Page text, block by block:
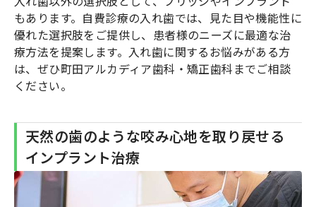
もあります。自費診療の入れ歯では、見た目や機能性に
優れた選択肢をご提供し、患者様のニーズに最適な治
療方法を提案します。入れ歯に関するお悩みがある方
は、ぜひ町田アルカディア歯科・矯正歯科までご相談
ください。
天然の歯のような咬み心地を取り戻せる
インプラント治療